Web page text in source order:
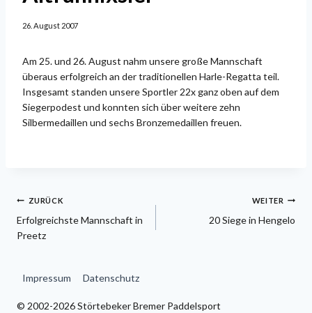
26. August 2007
Am 25. und 26. August nahm unsere große Mannschaft
überaus erfolgreich an der traditionellen Harle-Regatta teil.
Insgesamt standen unsere Sportler 22x ganz oben auf dem
Siegerpodest und konnten sich über weitere zehn
Silbermedaillen und sechs Bronzemedaillen freuen.
Beitragsnavigation
ZURÜCK
Erfolgreichste Mannschaft in
Preetz
WEITER
20 Siege in Hengelo
Impressum Datenschutz
© 2002-2026 Störtebeker Bremer Paddelsport